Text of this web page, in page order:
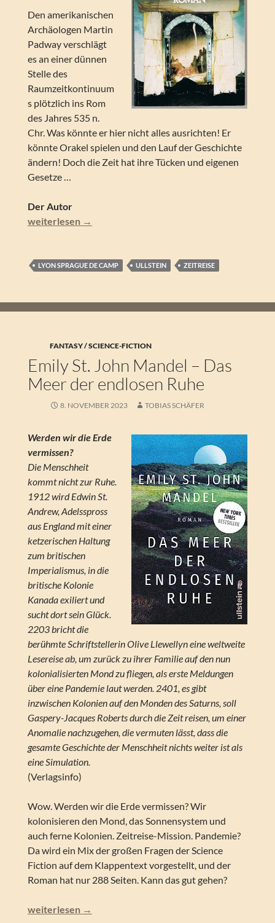
Den amerikanischen
Archäologen Martin
Padway verschlägt
es an einer dünnen
Stelle des
Raumzeitkontinuum
s plötzlich ins Rom
des Jahres 535 n.
Chr. Was könnte er hier nicht alles ausrichten! Er
könnte Orakel spielen und den Lauf der Geschichte
ändern! Doch die Zeit hat ihre Tücken und eigenen
Gesetze …
Der Autor
Lyon Sprague de Camp – Vorgriff auf die Vergangenheit.
weiterlesen →
LYON SPRAGUE DE CAMP ULLSTEIN ZEITREISE
FANTASY / SCIENCE-FICTION
Emily St. John Mandel – Das
Meer der endlosen Ruhe
8. NOVEMBER 2023 TOBIAS SCHÄFER
Werden wir die Erde
vermissen?
Die Menschheit
kommt nicht zur Ruhe.
1912 wird Edwin St.
Andrew, Adelsspross
aus England mit einer
ketzerischen Haltung
zum britischen
Imperialismus, in die
britische Kolonie
Kanada exiliert und
sucht dort sein Glück.
2203 bricht die
berühmte Schriftstellerin Olive Llewellyn eine weltweite
Lesereise ab, um zurück zu ihrer Familie auf den nun
kolonialisierten Mond zu fliegen, als erste Meldungen
über eine Pandemie laut werden. 2401, es gibt
inzwischen Kolonien auf den Monden des Saturns, soll
Gaspery-Jacques Roberts durch die Zeit reisen, um einer
Anomalie nachzugehen, die vermuten lässt, dass die
gesamte Geschichte der Menschheit nichts weiter ist als
eine Simulation.
(Verlagsinfo)
Wow. Werden wir die Erde vermissen? Wir
kolonisieren den Mond, das Sonnensystem und
auch ferne Kolonien. Zeitreise-Mission. Pandemie?
Da wird ein Mix der großen Fragen der Science
Fiction auf dem Klappentext vorgestellt, und der
Roman hat nur 288 Seiten. Kann das gut gehen?
Emily St. John Mandel – Das Meer der endlosen Ruhe
weiterlesen →